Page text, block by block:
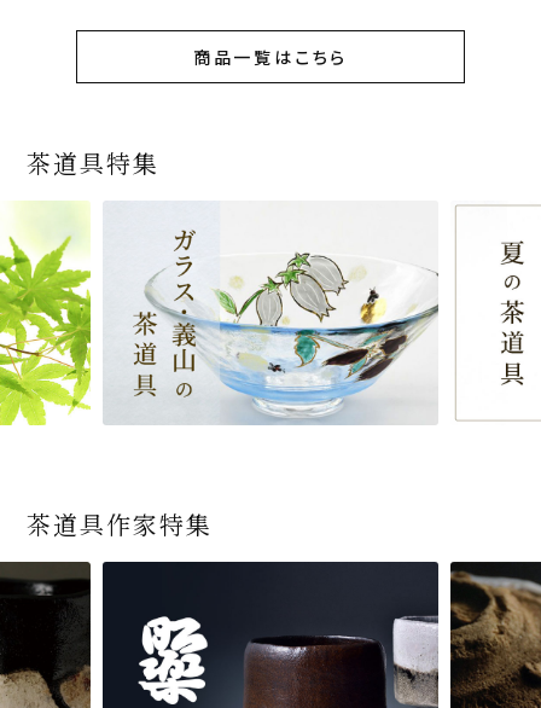
商品一覧はこちら
茶道具特集
茶道具作家特集